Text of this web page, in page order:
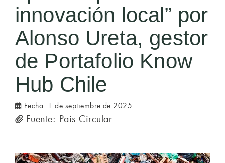
innovación local” por
Alonso Ureta, gestor
de Portafolio Know
Hub Chile
Fecha: 1 de septiembre de 2025
Fuente: País Circular